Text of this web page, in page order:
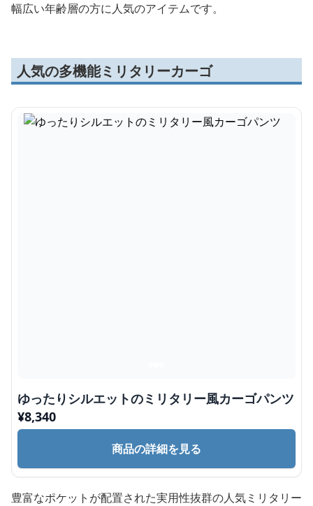
幅広い年齢層の方に人気のアイテムです。
人気の多機能ミリタリーカーゴ
ゆったりシルエットのミリタリー風カーゴパンツ
¥8,340
商品の詳細を見る
豊富なポケットが配置された実用性抜群の人気ミリタリー